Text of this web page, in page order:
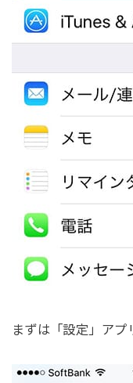
まずは「設定」アプ